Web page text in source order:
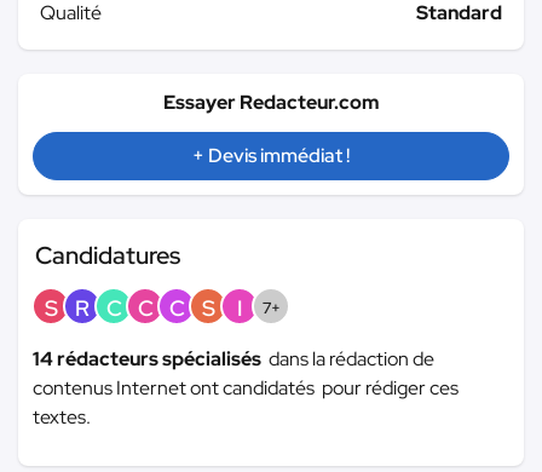
Qualité
Standard
Essayer Redacteur.com
+ Devis immédiat !
Candidatures
S R C C C S I 7+
14 rédacteurs spécialisés dans la rédaction de
contenus Internet ont candidatés pour rédiger ces
textes.